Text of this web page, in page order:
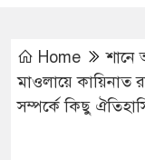
Home
মাওলায়ে কায়িনাত
সম্পর্কে কিছু